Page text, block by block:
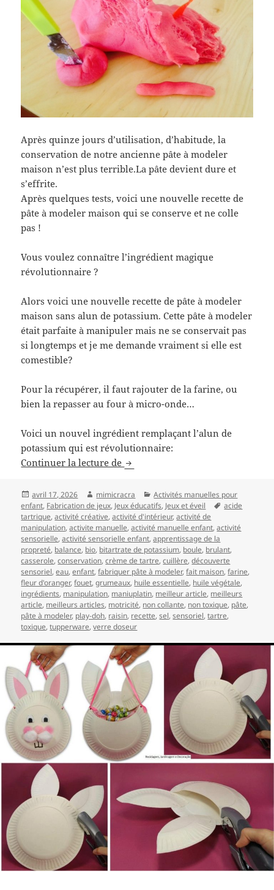
Après quinze jours d’utilisation, d’habitude, la
conservation de notre ancienne pâte à modeler
maison n’est plus terrible.La pâte devient dure et
s’effrite.
Après quelques tests, voici une nouvelle recette de
pâte à modeler maison qui se conserve et ne colle
pas !
Vous voulez connaître l’ingrédient magique
révolutionnaire ?
Alors voici une nouvelle recette de pâte à modeler
maison sans alun de potassium. Cette pâte à modeler
était parfaite à manipuler mais ne se conservait pas
si longtemps et je me demande vraiment si elle est
comestible?
Pour la récupérer, il faut rajouter de la farine, ou
bien la repasser au four à micro-onde…
Voici un nouvel ingrédient remplaçant l’alun de
potassium qui est révolutionnaire:
Continuer la lecture de Recette de pâte à modeler
Publié
le
avril 17, 2026 Auteur
mimicracra Catégories
Activités manuelles pour
enfant, Fabrication de jeux, Jeux éducatifs, Jeux et éveil
Mots-
acide
tartrique,activité créative,activité d'intérieur,activité de
manipulation,activite manuelle,activité manuelle enfant,activité
sensorielle,activité sensorielle enfant,apprentissage de la
propreté, balance, bio, bitartrate de potassium, boule, brulant,
casserole,conservation,crème de tartre,cuillère,découverte
sensoriel,eau,enfant,fabriquer pâte à modeler,fait maison,farine,
fleur d'oranger,fouet,grumeaux, huile essentielle, huile végétale,
ingrédients, manipulation, maniuplatin, meilleur article, meilleurs
article, meilleurs articles, motricité, non collante, non toxique, pâte,
pâte à modeler, play-doh, raisin, recette,sel,sensoriel,tartre,
toxique,tupperware,verre doseur